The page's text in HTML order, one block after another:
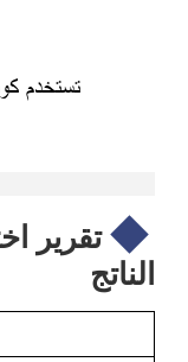
تستخدم
تقرير
الناتج